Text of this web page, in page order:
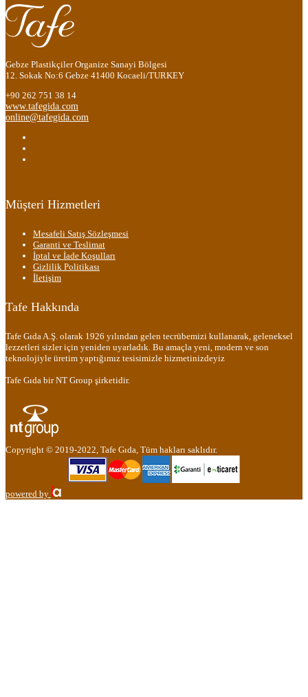
Gebze Plastikçiler Organize Sanayi Bölgesi
12. Sokak No:6 Gebze 41400 Kocaeli/TURKEY
+90 262 751 38 14
www.tafegida.com
online@tafegida.com
Müşteri Hizmetleri
Mesafeli Satış Sözleşmesi
Garanti ve Teslimat
İptal ve İade Koşulları
Gizlilik Politikası
İletişim
Tafe Hakkında
Tafe Gıda A.Ş. olarak 1926 yılından gelen tecrübemizi kullanarak, geleneksel
lezzetleri sizler için yeniden uyarladık. Bu amaçla yeni, modern ve son
teknolojiyle üretim yaptığımız tesisimizle hizmetinizdeyiz
Tafe Gıda bir NT Group şirketidir.
Copyright © 2019-2022, Tafe Gıda, Tüm hakları saklıdır.
powered by